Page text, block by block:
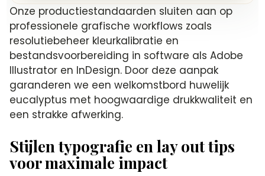
Onze productiestandaarden sluiten aan op
professionele grafische workflows zoals
resolutiebeheer kleurkalibratie en
bestandsvoorbereiding in software als Adobe
Illustrator en InDesign. Door deze aanpak
garanderen we een welkomstbord huwelijk
eucalyptus met hoogwaardige drukkwaliteit en
een strakke afwerking.
Stijlen typografie en lay out tips
voor maximale impact